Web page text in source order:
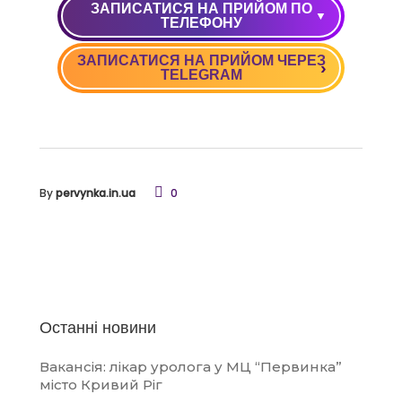
ЗАПИСАТИСЯ НА ПРИЙОМ ПО
ТЕЛЕФОНУ
+38 (050) 037 09 90
ЗАПИСАТИСЯ НА ПРИЙОМ ЧЕРЕЗ
TELEGRAM
Bypervynka.in.ua 0
Останні новини
Вакансія: лікар уролога у МЦ “Первинка”
місто Кривий Ріг